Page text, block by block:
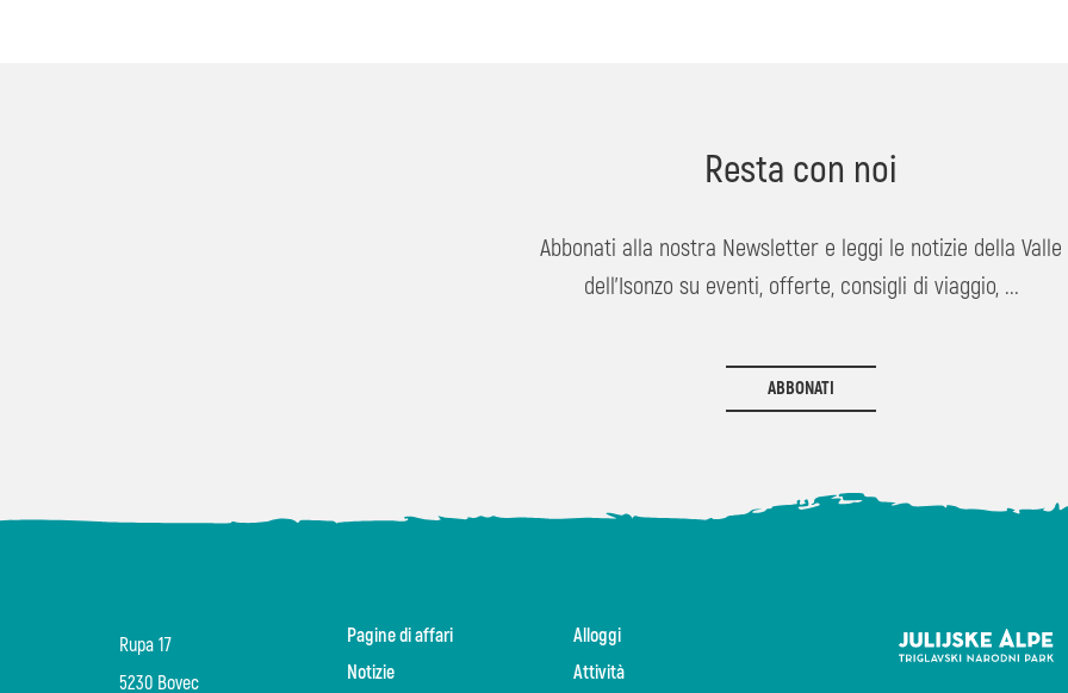
Resta con noi
Abbonati alla nostra Newsletter e leggi le notizie della Valle
dell'Isonzo su eventi, offerte, consigli di viaggio, ...
ABBONATI
Rupa 17
5230 Bovec
Pagine di affari
Notizie
Alloggi
Attività